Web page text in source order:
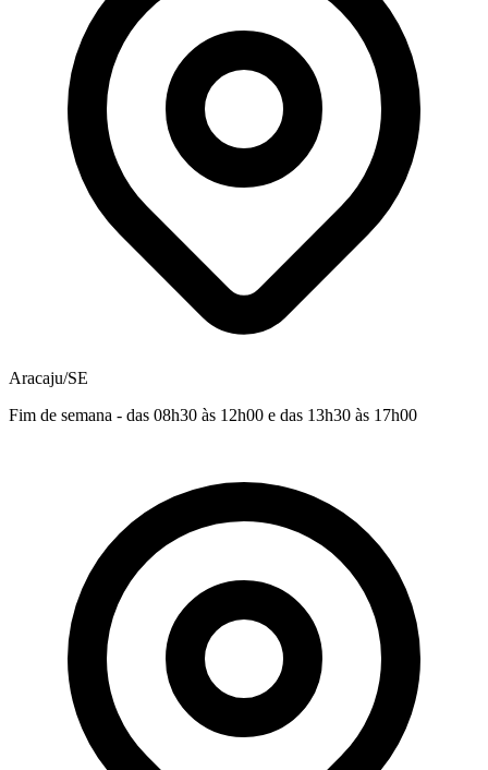
Aracaju/SE
Fim de semana - das 08h30 às 12h00 e das 13h30 às 17h00